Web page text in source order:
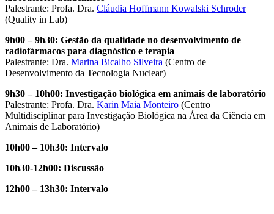
Palestrante: Profa. Dra. Cláudia Hoffmann Kowalski Schroder
(Quality in Lab)
9h00– 9h30: Gestão da qualidade no desenvolvimento de
radiofármacos para diagnóstico e terapia
Palestrante: Dra. Marina Bicalho Silveira (Centro de
Desenvolvimento da Tecnologia Nuclear)
9h30 – 10h00: Investigação biológica em animais de laboratório
Palestrante: Profa. Dra. Karin Maia Monteiro (Centro
Multidisciplinar para Investigação Biológica na Área da Ciência em
Animais de Laboratório)
10h00– 10h30: Intervalo
10h30-12h00: Discussão
12h00– 13h30: Intervalo